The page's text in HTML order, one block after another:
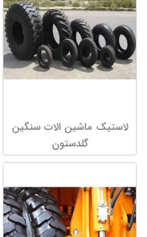
لاستیک ماشین الات سنگین
گلدستون